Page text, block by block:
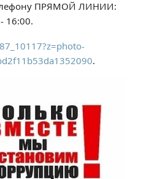
комплекс
движение
ОРГАНИЗАЦИИ
образовательной
ПРЯМОЙ ЛИНИИ:
16:00.
.